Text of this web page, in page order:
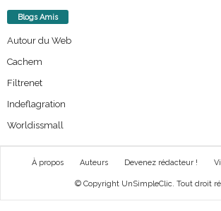
Blogs Amis
Autour du Web
Cachem
Filtrenet
Indeflagration
Worldissmall
À propos Auteurs Devenez rédacteur !
© Copyright UnSimpleClic. Tout droit